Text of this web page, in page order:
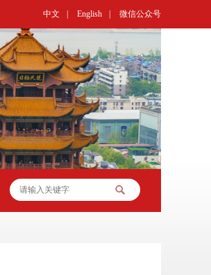
中文 English 微信公众号